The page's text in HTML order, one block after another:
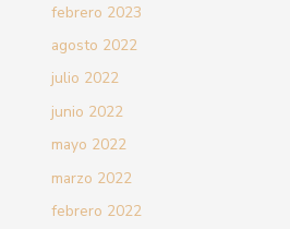
febrero 2023
agosto 2022
julio 2022
junio 2022
mayo 2022
marzo 2022
febrero 2022